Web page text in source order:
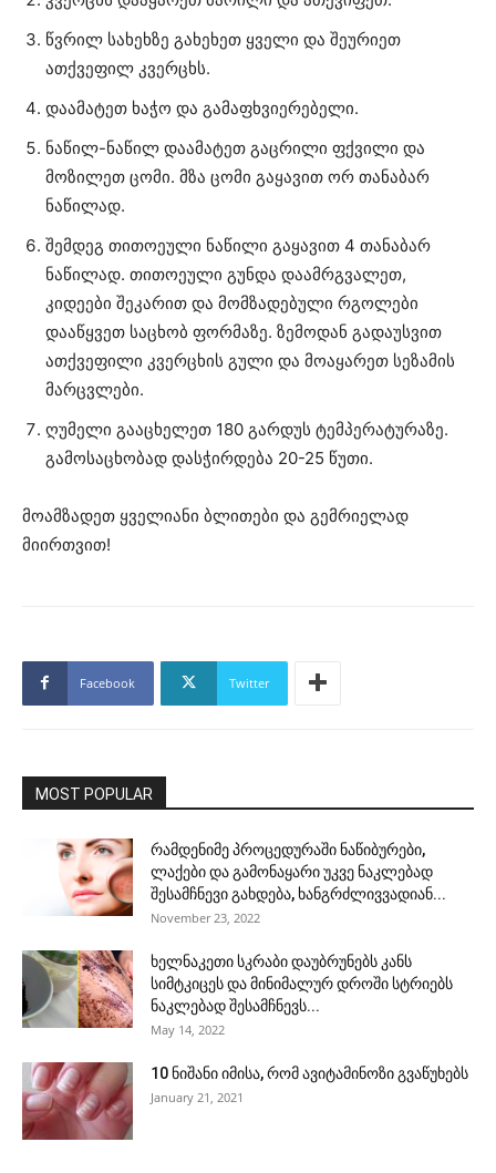
წვრილ სახეხზე გახეხეთ ყველი და შეურიეთ
ათქვეფილ კვერცხს.
დაამატეთ ხაჭო და გამაფხვიერებელი.
ნაწილ-ნაწილ დაამატეთ გაცრილი ფქვილი და
მოზილეთ ცომი. მზა ცომი გაყავით ორ თანაბარ
ნაწილად.
შემდეგ თითოეული ნაწილი გაყავით 4 თანაბარ
ნაწილად. თითოეული გუნდა დაამრგვალეთ,
კიდეები შეკარით და მომზადებული რგოლები
დააწყვეთ საცხობ ფორმაზე. ზემოდან გადაუსვით
ათქვეფილი კვერცხის გული და მოაყარეთ სეზამის
მარცვლები.
ღუმელი გააცხელეთ 180 გარდუს ტემპერატურაზე.
გამოსაცხობად დასჭირდება 20-25 წუთი.
მოამზადეთ ყველიანი ბლითები და გემრიელად
მიირთვით!
Facebook Twitter
MOST POPULAR
რამდენიმე პროცედურაში ნაწიბურები,
ლაქები და გამონაყარი უკვე ნაკლებად
შესამჩნევი გახდება, ხანგრძლივვადიან...
November 23, 2022
ხელნაკეთი სკრაბი დაუბრუნებს კანს
სიმტკიცეს და მინიმალურ დროში სტრიებს
ნაკლებად შესამჩნევს...
May 14, 2022
10 ნიშანი იმისა, რომ ავიტამინოზი გვაწუხებს
January 21, 2021